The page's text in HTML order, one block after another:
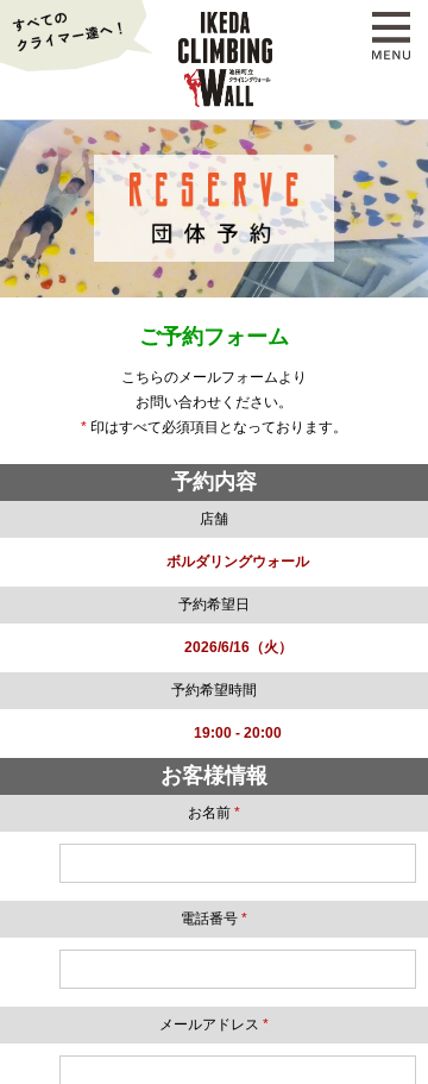
ご予約フォーム
こちらのメールフォームより
お問い合わせください。
* 印はすべて必須項目となっております。
予約内容
店舗
ボルダリングウォール
予約希望日
2026/6/16（火）
予約希望時間
19:00 - 20:00
お客様情報
お名前 *
電話番号 *
メールアドレス *